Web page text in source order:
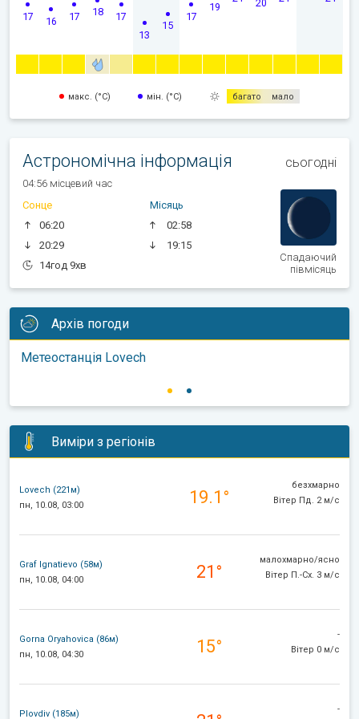
17 16 17 18
17
13
15
17
19
макс. (°C) мін. (°C) багато мало
Астрономічна інформація сьогодні
04:56 місцевий час
Сонце
06:20
20:29
14год 9хв
Місяць
02:58
19:15
Спадаючий
півмісяць
Архів погоди
Метеостанція Lovech
Виміри з регіонів
Lovech (221м)
пн, 10.08, 03:00
19.1°
безхмарно
Вітер Пд. 2 м/с
Graf Ignatievo (58м)
пн, 10.08, 04:00
21°
малохмарно/ясно
Вітер П.-Сх. 3 м/с
Gorna Oryahovica (86м)
пн, 10.08, 04:30
15°
-
Вітер 0 м/с
Plovdiv (185м) -